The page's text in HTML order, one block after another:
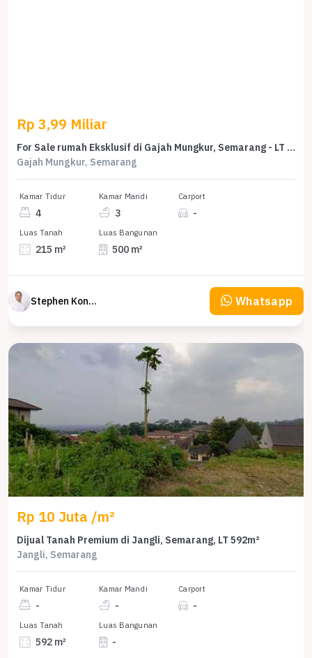
Rp 3,99 Miliar
For Sale rumah Eksklusif di Gajah Mungkur, Semarang - LT 215m²
Gajah Mungkur, Semarang
Kamar Tidur
4
Kamar Mandi
3
Carport
-
Luas Tanah
215 m²
Luas Bangunan
500 m²
Stephen Konsultan Properti Whatsapp
Rp 10 Juta /m²
Dijual Tanah Premium di Jangli, Semarang, LT 592m²
Jangli, Semarang
Kamar Tidur
-
Kamar Mandi
-
Carport
-
Luas Tanah
592 m²
Luas Bangunan
-